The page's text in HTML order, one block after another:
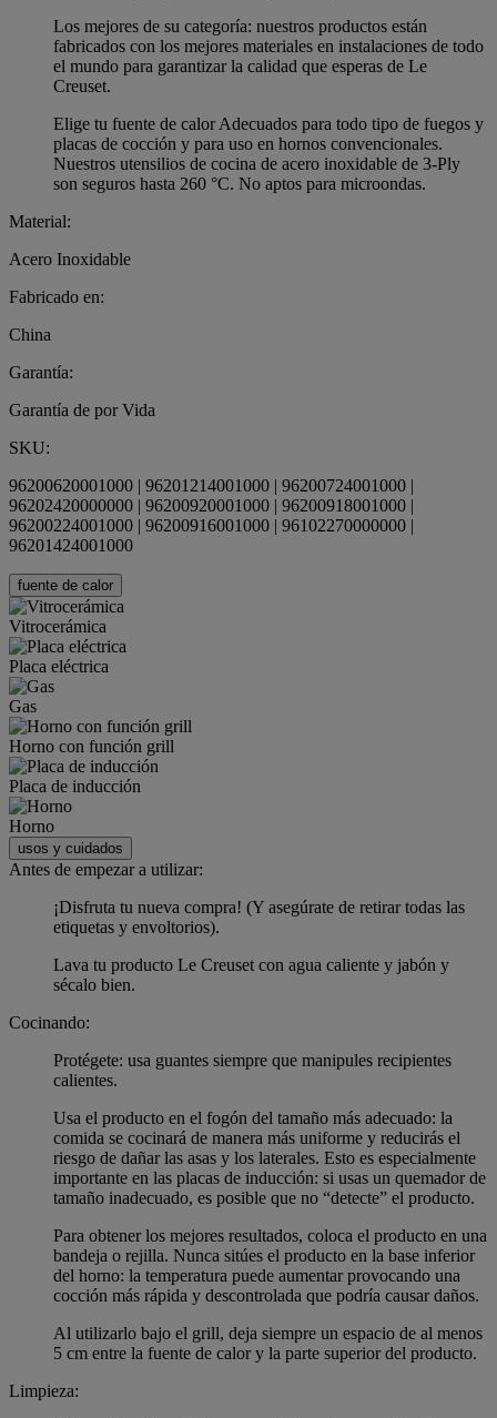
Los mejores de su categoría: nuestros productos están
fabricados con los mejores materiales en instalaciones de todo
el mundo para garantizar la calidad que esperas de Le
Creuset.
Elige tu fuente de calor Adecuados para todo tipo de fuegos y
placas de cocción y para uso en hornos convencionales.
Nuestros utensilios de cocina de acero inoxidable de 3-Ply
son seguros hasta 260 °C. No aptos para microondas.
Material:
Acero Inoxidable
Fabricado en:
China
Garantía:
Garantía de por Vida
SKU:
96200620001000 | 96201214001000 | 96200724001000 |
96202420000000 | 96200920001000 | 96200918001000 |
96200224001000 | 96200916001000 | 96102270000000 |
96201424001000
fuente de calor
Vitrocerámica
Placa eléctrica
Gas
Horno con función grill
Placa de inducción
Horno
usos y cuidados
Antes de empezar a utilizar:
¡Disfruta tu nueva compra! (Y asegúrate de retirar todas las
etiquetas y envoltorios).
Lava tu producto Le Creuset con agua caliente y jabón y
sécalo bien.
Cocinando:
Protégete: usa guantes siempre que manipules recipientes
calientes.
Usa el producto en el fogón del tamaño más adecuado: la
comida se cocinará de manera más uniforme y reducirás el
riesgo de dañar las asas y los laterales. Esto es especialmente
importante en las placas de inducción: si usas un quemador de
tamaño inadecuado, es posible que no “detecte” el producto.
Para obtener los mejores resultados, coloca el producto en una
bandeja o rejilla. Nunca sitúes el producto en la base inferior
del horno: la temperatura puede aumentar provocando una
cocción más rápida y descontrolada que podría causar daños.
Al utilizarlo bajo el grill, deja siempre un espacio de al menos
5 cm entre la fuente de calor y la parte superior del producto.
Limpieza: